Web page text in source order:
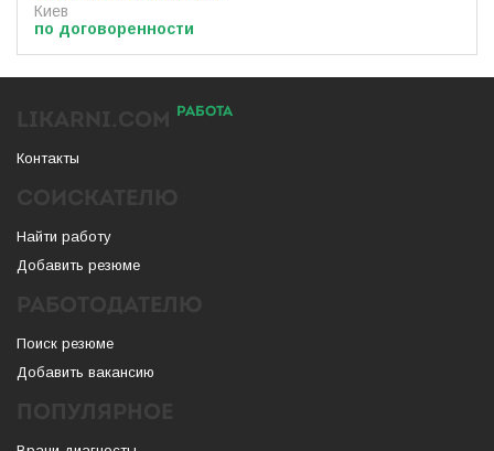
Киев
по договоренности
РАБОТА
Контакты
Найти работу
Добавить резюме
Поиск резюме
Добавить вакансию